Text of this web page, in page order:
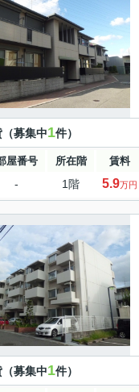
募集中1件）
屋番号 所在階 賃料
- 1階 5.9万円
募集中1件）